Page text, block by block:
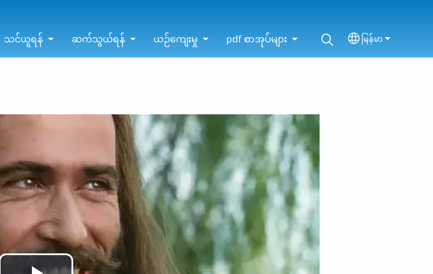
သင်ယူရန် ဆက်သွယ်ရန် ယဉ်ကျေးမှု pdf စာအုပ်များ Select your
မြန်မာ